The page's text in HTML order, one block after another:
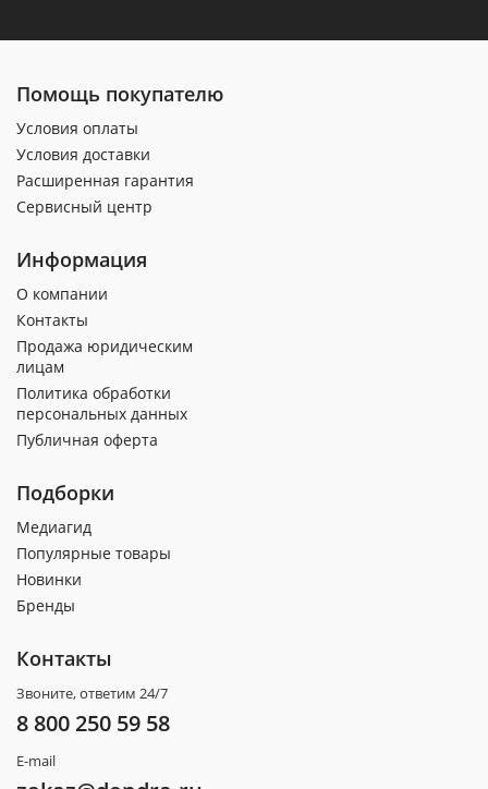
Помощь покупателю
Условия оплаты
Условия доставки
Расширенная гарантия
Сервисный центр
Информация
О компании
Контакты
Продажа юридическим
лицам
Политика обработки
персональных данных
Публичная оферта
Подборки
Медиагид
Популярные товары
Новинки
Бренды
Контакты
Звоните, ответим 24/7
8 800 250 59 58
E-mail